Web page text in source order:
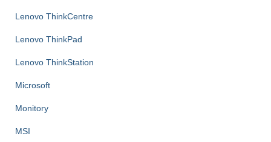
Lenovo ThinkCentre
Lenovo ThinkPad
Lenovo ThinkStation
Microsoft
Monitory
MSI